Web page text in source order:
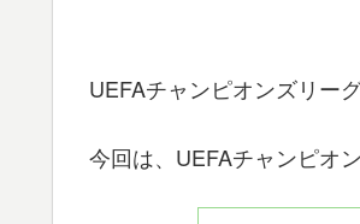
UEFAチャンピオンズリー
今回は、UEFAチャンピオ